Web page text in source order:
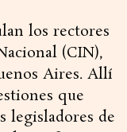
los rectores
(CIN),
Aires. Allí
que
legisladores de